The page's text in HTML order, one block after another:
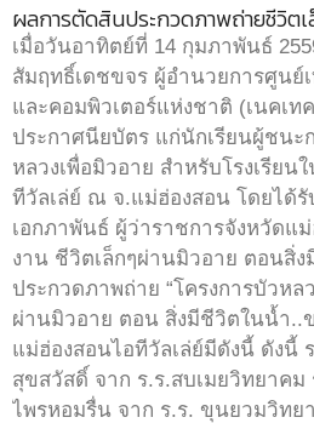
ผลการตัดสินประกวดภาพถ่ายชีวิต
เมื่อวันอาทิตย์ที่ 14 กุมภาพันธ์
สัมฤทธิ์เดชขจร ผู้อำนวยการศูนย์
และคอมพิวเตอร์แห่งชาติ (เนคเท
ประกาศนียบัตร แก่นักเรียนผู้ชนะ
หลวงเพื่อมิวอาย สำหรับโรงเรียน
ทีวัลเล่ย์ ณ จ.แม่ฮ่องสอน โดยได้
เอกภาพันธ์ ผู้ว่าราชการจังหวัดแ
งาน ชีวิตเล็กๆผ่านมิวอาย ตอนสิ่
ประกวดภาพถ่าย “โครงการบัวหล
ผ่านมิวอาย ตอน สิ่งมีชีวิตในน้ำ..ข
แม่ฮ่องสอนไอทีวัลเล่ย์มีดังนี้ ดังนี้
สุขสวัสดิ์ จาก ร.ร.สบเมยวิทยาค
ไพรหอมรื่น จาก ร.ร. ขุนยวมวิทย